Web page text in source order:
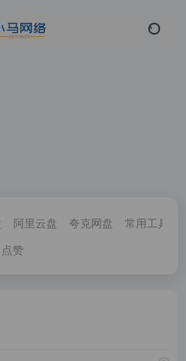
阿里云盘 夸克网盘 常用工具
点赞